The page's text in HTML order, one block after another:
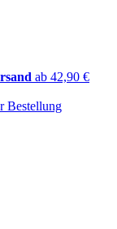
ab 42,90 €
Bestellung